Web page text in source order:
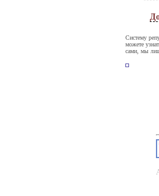
Систему
можете
сами, мы